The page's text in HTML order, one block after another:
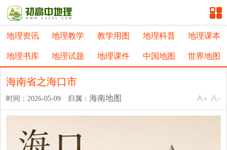
地理资讯 地理教学 教学用图 地理科普 地理课本
地理书库 地理试题 地理课件 中国地图 世界地图
海南省之海口市
时间：2026-05-09 归属：海南地图